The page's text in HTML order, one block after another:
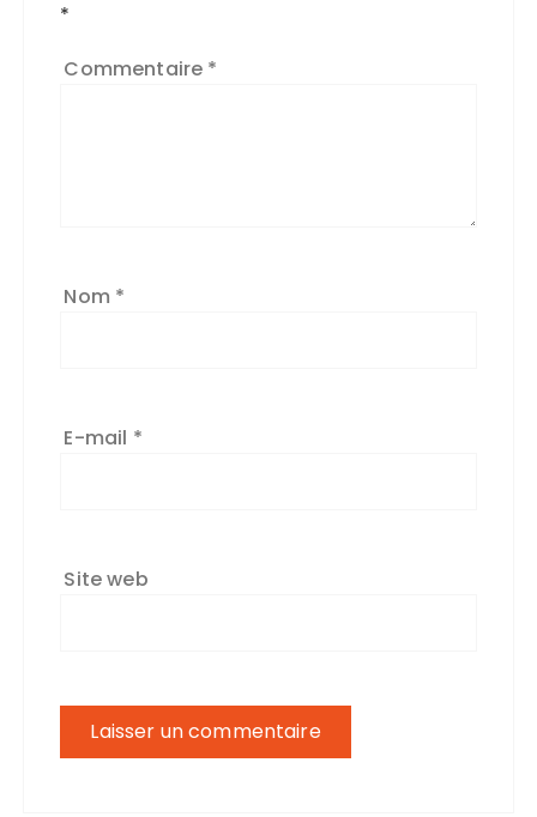
*
Commentaire *
Nom *
E-mail *
Site web